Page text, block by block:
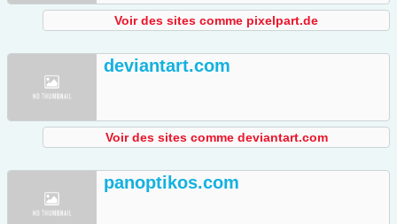
Voir des sites comme pixelpart.de
deviantart.com
Voir des sites comme deviantart.com
panoptikos.com